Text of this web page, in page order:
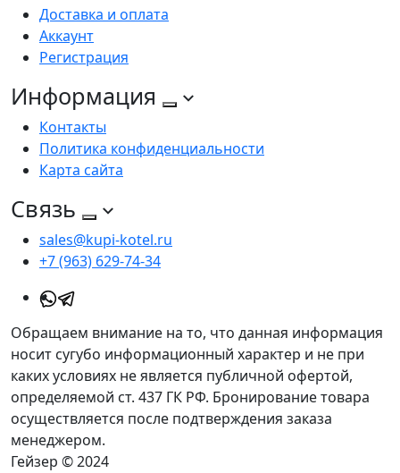
Доставка и оплата
Аккаунт
Регистрация
Информация
Контакты
Политика конфиденциальности
Карта сайта
Связь
sales@kupi-kotel.ru
+7 (963) 629-74-34
Обращаем внимание на то, что данная информация
носит сугубо информационный характер и не при
каких условиях не является публичной офертой,
определяемой ст. 437 ГК РФ. Бронирование товара
осуществляется после подтверждения заказа
менеджером.
Гейзер © 2024